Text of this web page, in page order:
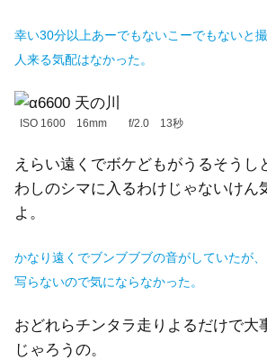
幸い30分以上あーでもないこーでもないと
人来る気配はなかった。
ISO 1600 16mm f/2.0 13秒
えらい遠くでボケどもがうるそうし
わしのシマに入るわけじゃないけん
よ。
かなり遠くでブンブブブの音がしていたが
写らないので気にならなかった。
おどれらチンタラ走りよるだけで大
じゃろうの。